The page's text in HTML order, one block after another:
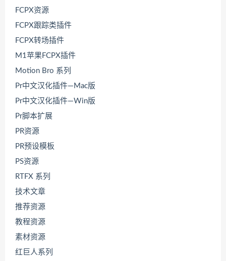
FCPX资源
FCPX跟踪类插件
FCPX转场插件
M1苹果FCPX插件
Motion Bro 系列
Pr中文汉化插件—Mac版
Pr中文汉化插件—Win版
Pr脚本扩展
PR资源
PR预设模板
PS资源
RTFX 系列
技术文章
推荐资源
教程资源
素材资源
红巨人系列